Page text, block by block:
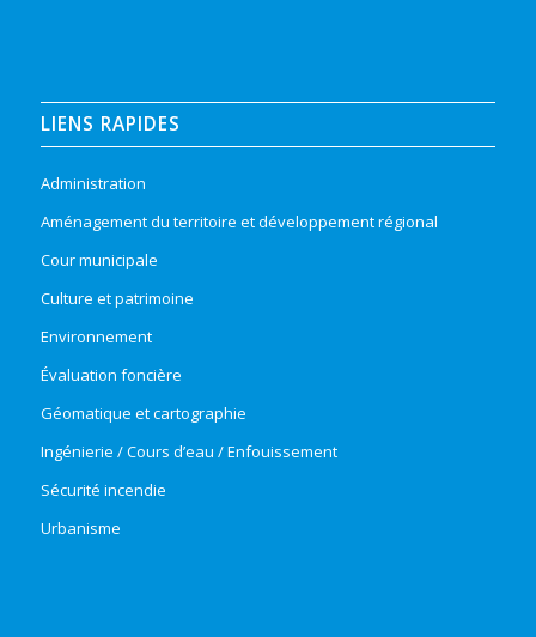
LIENS RAPIDES
Administration
Aménagement du territoire et développement régional
Cour municipale
Culture et patrimoine
Environnement
Évaluation foncière
Géomatique et cartographie
Ingénierie / Cours d’eau / Enfouissement
Sécurité incendie
Urbanisme